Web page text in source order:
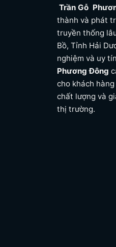
Trần Gỗ
thành và phát
truyền thống
Bồ, Tỉnh Hải
nghiệm và uy
Phương Đông
cho khách
chất lượng và
thị trường.